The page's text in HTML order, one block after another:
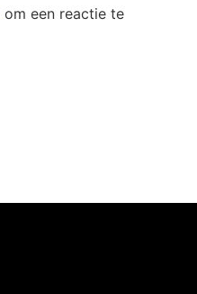
om een reactie te